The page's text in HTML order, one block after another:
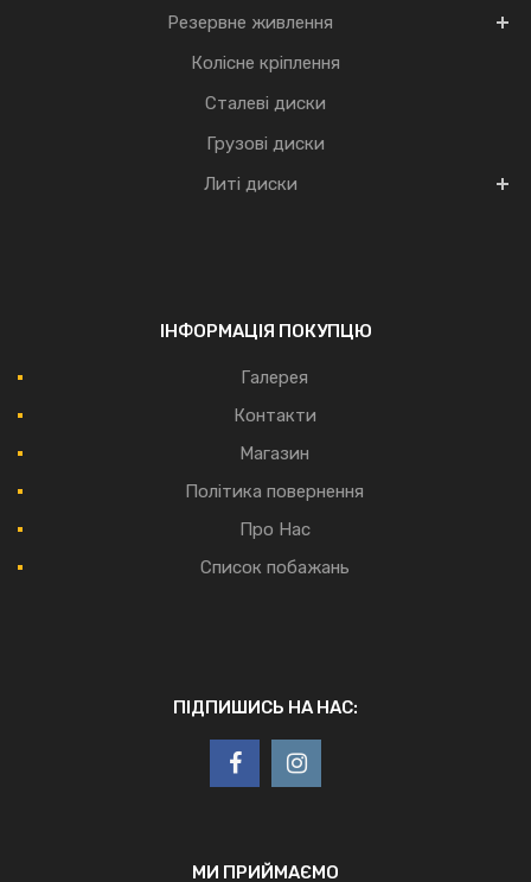
Резервне живлення
Колісне кріплення
Сталеві диски
Грузові диски
Литі диски
ІНФОРМАЦІЯ ПОКУПЦЮ
Галерея
Контакти
Магазин
Політика повернення
Про Нас
Список побажань
ПІДПИШИСЬ НА НАС:
МИ ПРИЙМАЄМО